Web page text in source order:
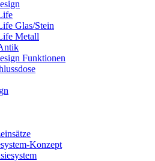
Glas/Stein
Metall
Funktionen
Konzept